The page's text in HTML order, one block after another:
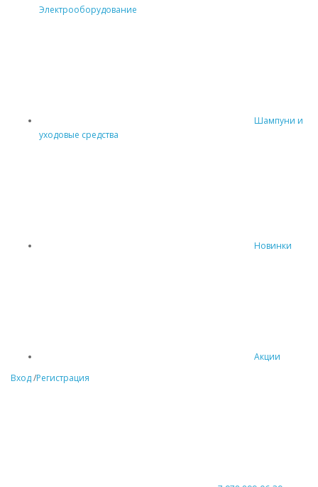
Электрооборудование
Шампуни и
уходовые средства
Новинки
Акции
Вход/Регистрация